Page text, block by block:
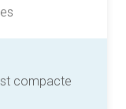
compacte